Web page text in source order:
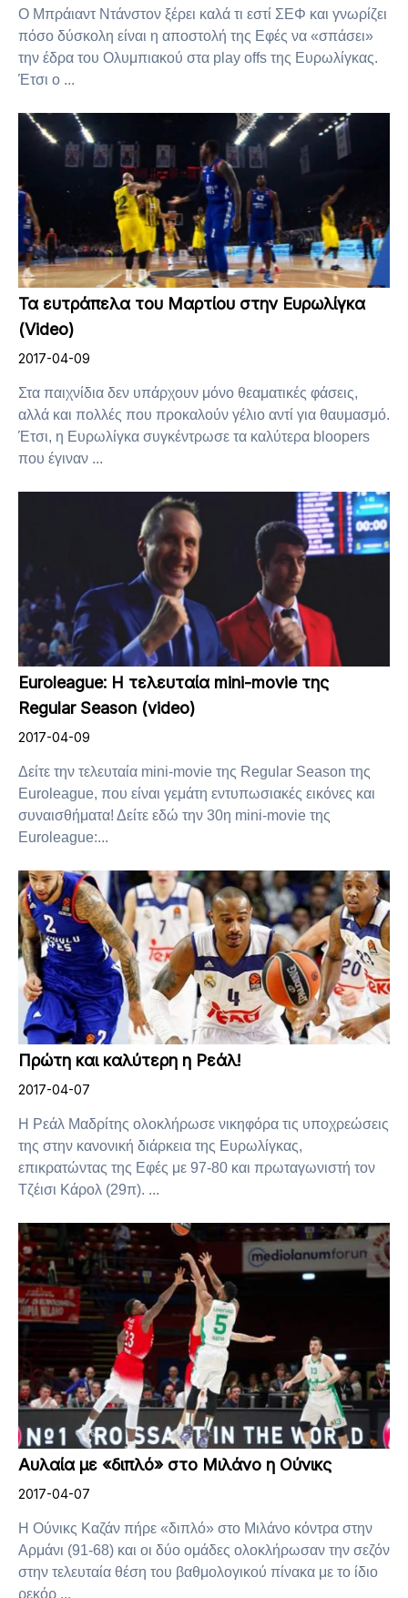
Ο Μπράιαντ Ντάνστον ξέρει καλά τι εστί ΣΕΦ και γνωρίζει
πόσο δύσκολη είναι η αποστολή της Εφές να «σπάσει»
την έδρα του Ολυμπιακού στα play offs της Ευρωλίγκας.
Έτσι ο ...
Τα ευτράπελα του Μαρτίου στην Ευρωλίγκα
(Video)
2017-04-09
Στα παιχνίδια δεν υπάρχουν μόνο θεαματικές φάσεις,
αλλά και πολλές που προκαλούν γέλιο αντί για θαυμασμό.
Έτσι, η Ευρωλίγκα συγκέντρωσε τα καλύτερα bloopers
που έγιναν ...
Euroleague: Η τελευταία mini-movie της
Regular Season (video)
2017-04-09
Δείτε την τελευταία mini-movie της Regular Season της
Euroleague, που είναι γεμάτη εντυπωσιακές εικόνες και
συναισθήματα! Δείτε εδώ την 30η mini-movie της
Euroleague:...
Πρώτη και καλύτερη η Ρεάλ!
2017-04-07
Η Ρεάλ Μαδρίτης ολοκλήρωσε νικηφόρα τις υποχρεώσεις
της στην κανονική διάρκεια της Ευρωλίγκας,
επικρατώντας της Εφές με 97-80 και πρωταγωνιστή τον
Τζέισι Κάρολ (29π). ...
Αυλαία με «διπλό» στο Μιλάνο η Ούνικς
2017-04-07
Η Ούνικς Καζάν πήρε «διπλό» στο Μιλάνο κόντρα στην
Αρμάνι (91-68) και οι δύο ομάδες ολοκλήρωσαν την σεζόν
στην τελευταία θέση του βαθμολογικού πίνακα με το ίδιο
ρεκόρ ...